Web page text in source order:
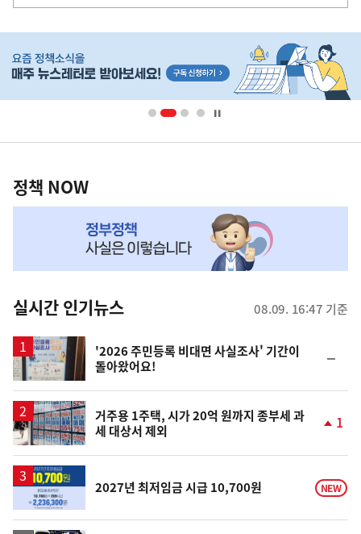
단
영
책
NOW,
뉴
스
정책 NOW
실시간 인기뉴스 08.09. 16:47 기준
'2026 주민등록 비대면 사실조사' 기간이
돌아왔어요!
일
거주용 1주택, 시가 20억 원까지 종부세 과
세 대상서 제외
승
1
2027년 최저임금 시급 10,700원 NEW